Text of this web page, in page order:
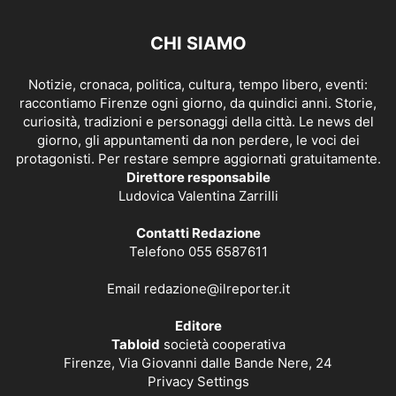
CHI SIAMO
Notizie, cronaca, politica, cultura, tempo libero, eventi:
raccontiamo Firenze ogni giorno, da quindici anni. Storie,
curiosità, tradizioni e personaggi della città. Le news del
giorno, gli appuntamenti da non perdere, le voci dei
protagonisti. Per restare sempre aggiornati gratuitamente.
Direttore responsabile
Ludovica Valentina Zarrilli
Contatti Redazione
Telefono 055 6587611
Email redazione@ilreporter.it
Editore
Tabloid società cooperativa
Firenze, Via Giovanni dalle Bande Nere, 24
Privacy Settings